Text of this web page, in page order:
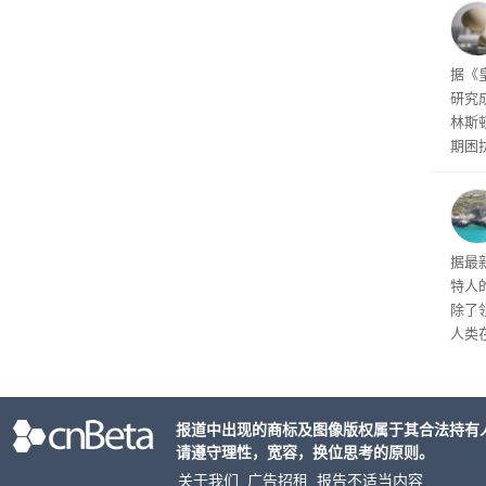
这
任何
对
据《
研究
林斯
期困
代
的蛋
类
据最
特人
除了
人类
报道中出现的商标及图像版权属于其合法持
请遵守理性，宽容，换位思考的原则。
关于我们
广告招租 报告不适当内容